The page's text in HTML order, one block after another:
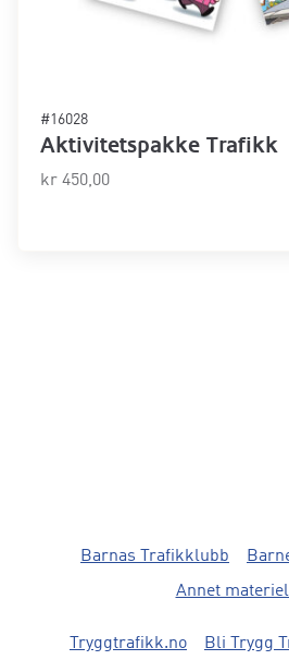
#16028
Aktivitetspakke Trafikk
kr 450,00
Barnas Trafikklubb
Annet
Tryggtrafikk.no Bli Trygg